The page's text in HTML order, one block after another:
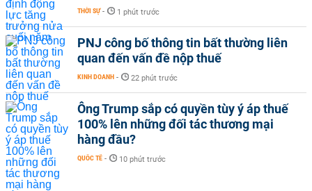
THỜI SỰ - 1 phút trước
PNJ công bố thông tin bất thường liên
quan đến vấn đề nộp thuế
KINH DOANH - 22 phút trước
Ông Trump sắp có quyền tùy ý áp thuế
100% lên những đối tác thương mại
hàng đầu?
QUỐC TẾ - 10 phút trước